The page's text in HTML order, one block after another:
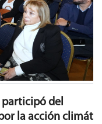
del
acción climática